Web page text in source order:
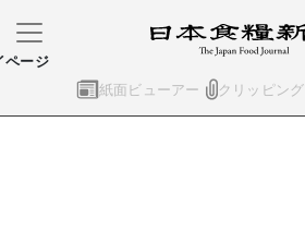
紙面ビューアー クリッピング
ページ